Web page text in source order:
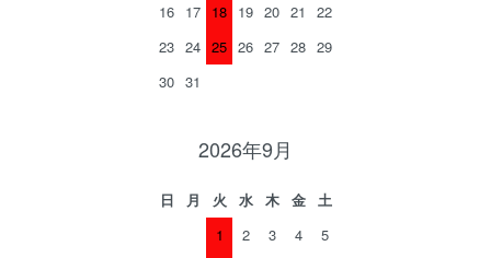
16 17 18 19 20 21
22
23 24 25 26 27 28 29
30 31
2026年9月
日 月 火 水 木 金
土
1
2 3 4
5